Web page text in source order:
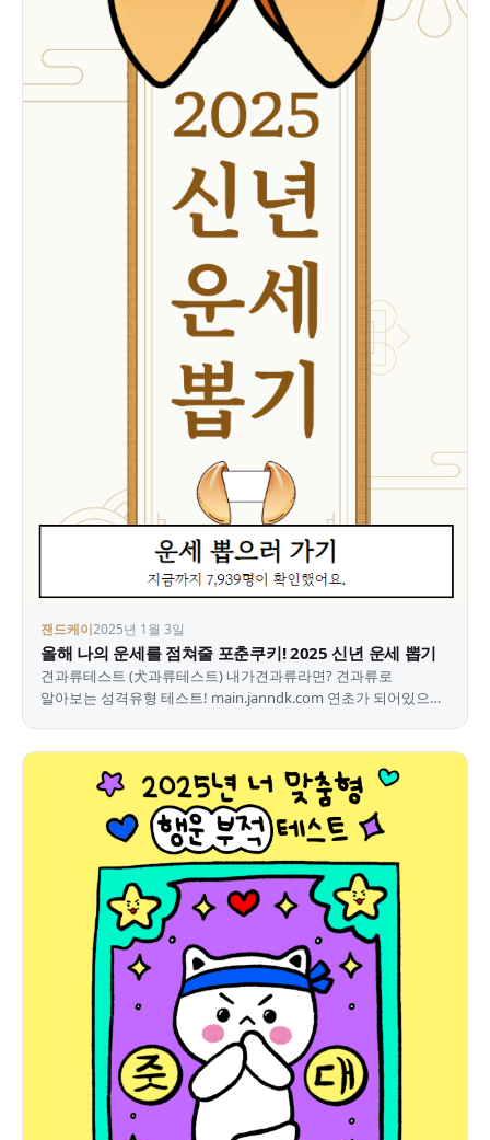
잰드케이2025년 1월 3일
올해 나의 운세를 점쳐줄 포춘쿠키! 2025 신년 운세 뽑기
견과류테스트 (犬과류테스트) 내가견과류라면? 견과류로
알아보는 성격유형 테스트! main.janndk.com 연초가 되어있으니